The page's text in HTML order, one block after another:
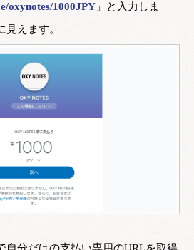
oxynotes/1000JPY 」と入力しま
えます。